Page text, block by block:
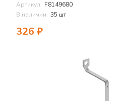
Артикул: F8149680
В наличии: 35 шт
326 ₽